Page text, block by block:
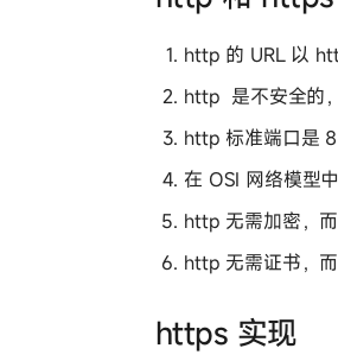
http 的 URL 以
http 是不安全的
http 标准端口是
在 OSI 网络模型
http 无需加密，
http 无需证书，
https 实现